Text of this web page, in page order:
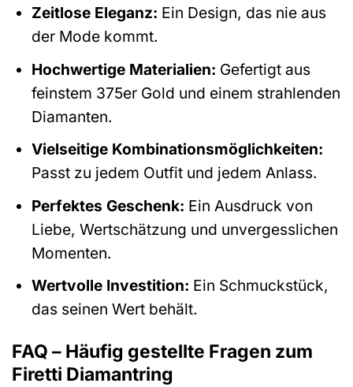
Zeitlose Eleganz: Ein Design, das nie aus
der Mode kommt.
Hochwertige Materialien: Gefertigt aus
feinstem 375er Gold und einem strahlenden
Diamanten.
Vielseitige Kombinationsmöglichkeiten:
Passt zu jedem Outfit und jedem Anlass.
Perfektes Geschenk: Ein Ausdruck von
Liebe, Wertschätzung und unvergesslichen
Momenten.
Wertvolle Investition: Ein Schmuckstück,
das seinen Wert behält.
FAQ – Häufig gestellte Fragen zum
Firetti Diamantring